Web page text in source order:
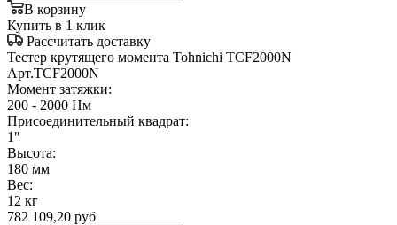
В корзину
Купить в 1 клик
Рассчитать доставку
Тестер крутящего момента Tohnichi TCF2000N
Арт.TCF2000N
Момент затяжки:
200 - 2000 Нм
Присоединительный квадрат:
1"
Высота:
180 мм
Вес:
12 кг
782 109,20 руб